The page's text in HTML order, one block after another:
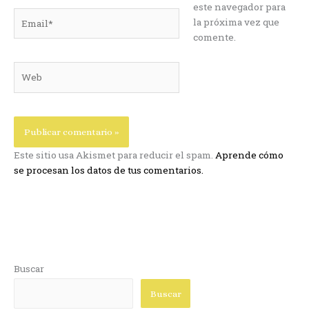
este navegador para
la próxima vez que
comente.
Este sitio usa Akismet para reducir el spam. Aprende cómo
se procesan los datos de tus comentarios.
Buscar
Buscar